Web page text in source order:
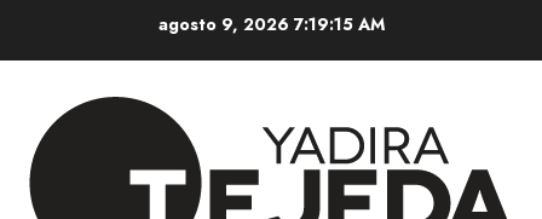
agosto 9, 2026 7:19:16 AM